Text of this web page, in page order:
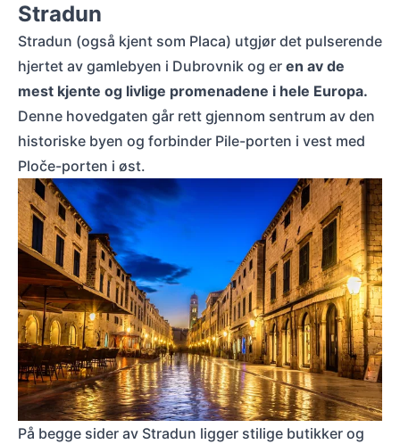
Stradun
Stradun (også kjent som Placa) utgjør det pulserende
hjertet av gamlebyen i Dubrovnik og er en av de
mest kjente og livlige promenadene i hele Europa.
Denne hovedgaten går rett gjennom sentrum av den
historiske byen og forbinder Pile-porten i vest med
Ploče-porten i øst.
Stradun om natten i Dubrovnik, Kroatia, kjent som bakgrunn for Canto
På begge sider av Stradun ligger stilige butikker og